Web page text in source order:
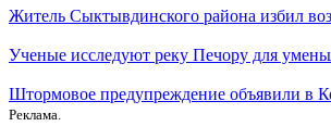
Житель Сыктывдинского района избил
Ученые исследуют реку Печору для
Штормовое предупреждение объявили в
Реклама.